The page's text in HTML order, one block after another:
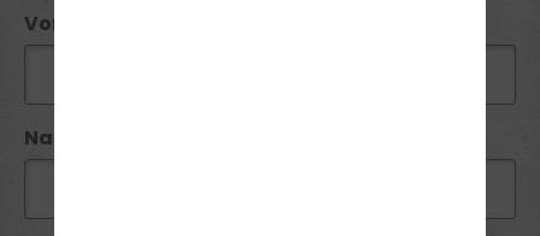
Vorname*:
Name*: